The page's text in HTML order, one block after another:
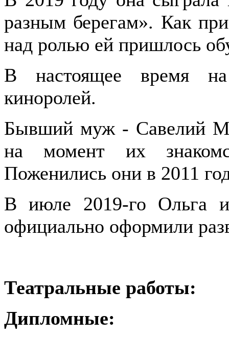
разным берегам». Как
над ролью ей пришлось
В настоящее время
киноролей.
Бывший муж - Савелий
на момент их
Поженились они в 2011
В июле 2019-го Ольга и
официально оформили
Театральные работы:
Дипломные: